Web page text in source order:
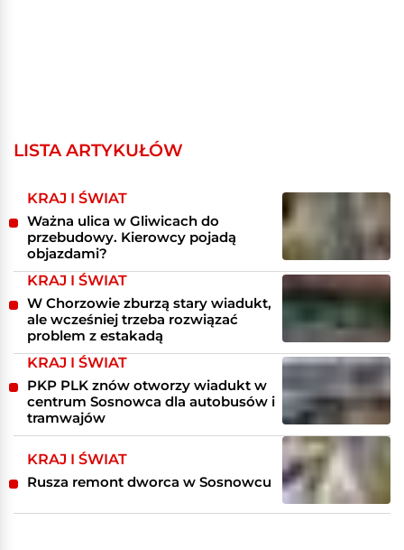
LISTA ARTYKUŁÓW
KRAJ I ŚWIAT
Ważna ulica w Gliwicach do
przebudowy. Kierowcy pojadą
objazdami?
KRAJ I ŚWIAT
W Chorzowie zburzą stary wiadukt,
ale wcześniej trzeba rozwiązać
problem z estakadą
KRAJ I ŚWIAT
PKP PLK znów otworzy wiadukt w
centrum Sosnowca dla autobusów i
tramwajów
KRAJ I ŚWIAT
Rusza remont dworca w Sosnowcu